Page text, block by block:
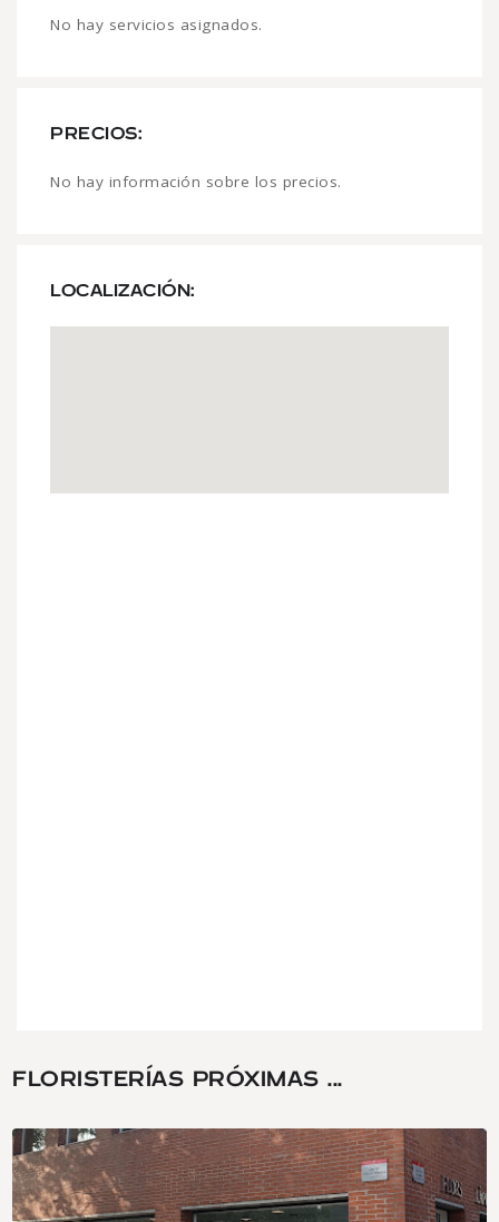
No hay servicios asignados.
PRECIOS:
No hay información sobre los precios.
LOCALIZACIÓN:
FLORISTERÍAS PRÓXIMAS ...